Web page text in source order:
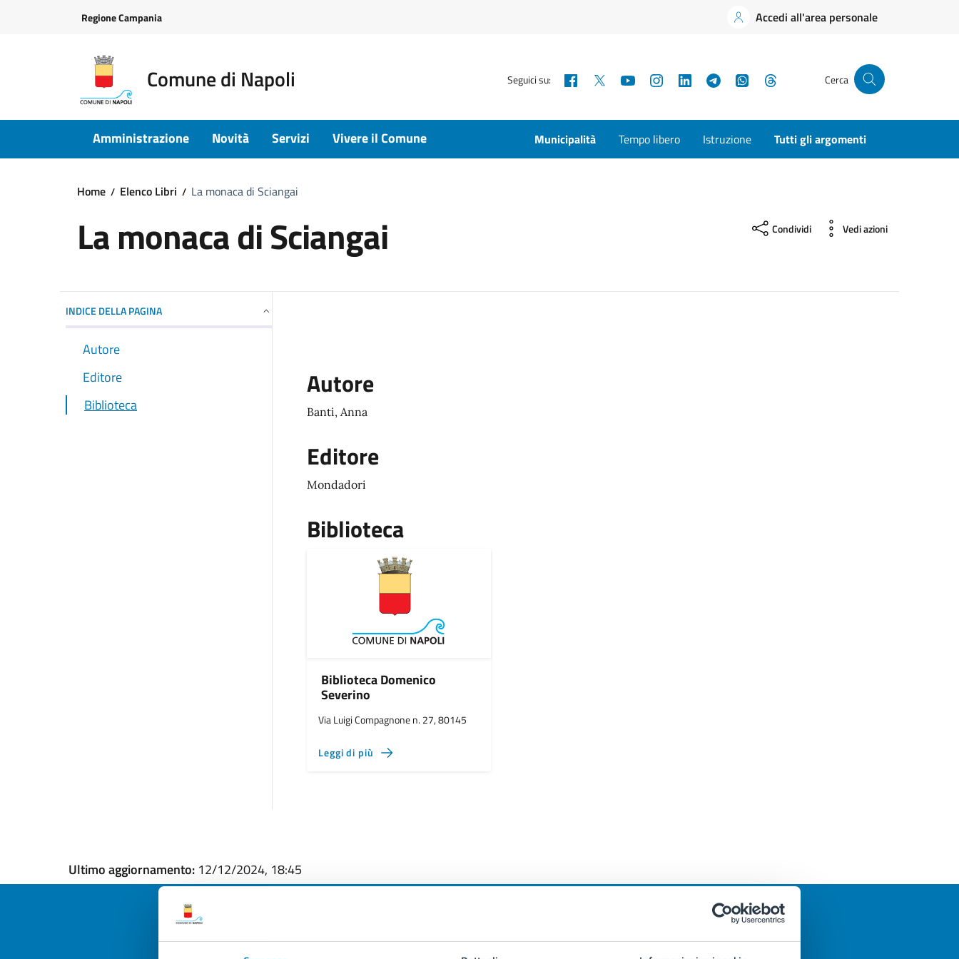
Regione Campania Accedi all'area personale
Comune di Napoli Seguici su: Facebook YouTubeInstagramLinkedInTelegramWhatsApp Cerca
Amministrazione Novità Servizi Vivere il Comune Municipalità Tempo libero Istruzione Tutti gli argomenti
Home Elenco Libri La monaca di Sciangai
La monaca di Sciangai Condividi Vedi azioni
INDICE DELLA PAGINA
Autore
Editore
Biblioteca
Autore
Banti, Anna
Editore
Mondadori
Biblioteca
Biblioteca Domenico
Severino
Via Luigi Compagnone n. 27, 80145
Leggi di più
Ultimo aggiornamento: 12/12/2024, 18:45